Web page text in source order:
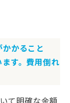
かること
す。費用倒れ
て明確な金額